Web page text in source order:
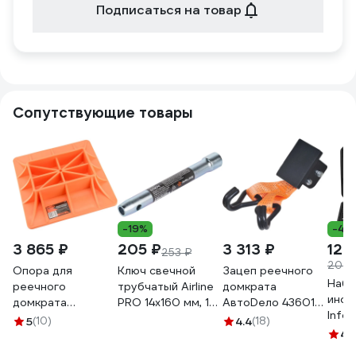
Подписаться на товар
Сопутствующие товары
3 865 ₽
Опора для
реечного
домкрата
АвтоDело 43602
5(10)
-19%
205 ₽253 ₽
Ключ свечной
трубчатый Airline
PRO 14x160 мм, 12
3 313 ₽
Зацеп реечного
домкрата
АвтоDело 43601
14590
4.4(18)
-
12
20
4.4